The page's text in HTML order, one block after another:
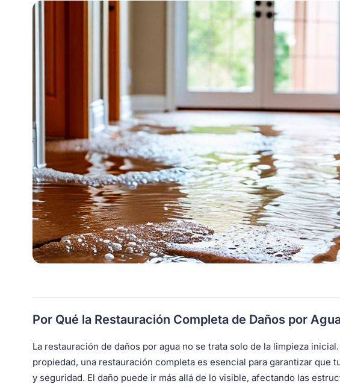
Por Qué la Restauración Completa de Daños por
La restauración de daños por agua no se trata solo de la limpieza
propiedad, una restauración completa es esencial para garantizar que
y seguridad. El daño puede ir más allá de lo visible, afectando las